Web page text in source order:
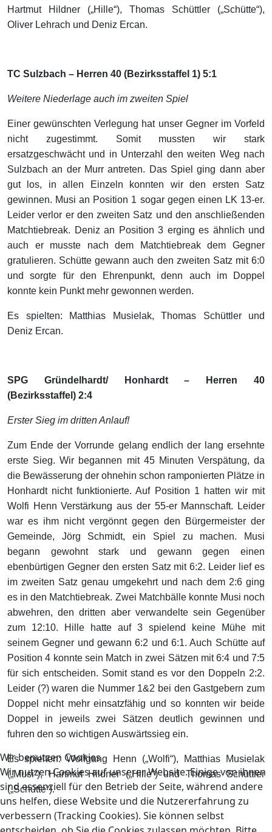
Hartmut Hildner („Hille“), Thomas Schüttler („Schütte“),
Oliver Lehrach und Deniz Ercan.
TC Sulzbach – Herren 40 (Bezirksstaffel 1) 5:1
Weitere Niederlage auch im zweiten Spiel
Einer gewünschten Verlegung hat unser Gegner im Vorfeld
nicht zugestimmt. Somit mussten wir stark
ersatzgeschwächt und in Unterzahl den weiten Weg nach
Sulzbach an der Murr antreten. Das Spiel ging dann aber
gut los, in allen Einzeln konnten wir den ersten Satz
gewinnen. Musi an Position 1 sogar gegen einen LK 13-er.
Leider verlor er den zweiten Satz und den anschließenden
Matchtiebreak. Deniz an Position 3 erging es ähnlich und
auch er musste nach dem Matchtiebreak dem Gegner
gratulieren. Schütte gewann auch den zweiten Satz mit 6:0
und sorgte für den Ehrenpunkt, denn auch im Doppel
konnte kein Punkt mehr gewonnen werden.
Es spielten: Matthias Musielak, Thomas Schüttler und
Deniz Ercan.
SPG Gründelhardt/ Honhardt – Herren 40
(Bezirksstaffel) 2:4
Erster Sieg im dritten Anlauf!
Zum Ende der Vorrunde gelang endlich der lang ersehnte
erste Sieg. Wir begannen mit 45 Minuten Verspätung, da
die Bewässerung der ohnehin schon ramponierten Plätze in
Honhardt nicht funktionierte. Auf Position 1 hatten wir mit
Wolfi Henn Verstärkung aus der 55-er Mannschaft. Leider
war es ihm nicht vergönnt gegen den Bürgermeister der
Gemeinde, Jörg Schmidt, ein Spiel zu machen. Musi
begann gewohnt stark und gewann gegen einen
ebenbürtigen Gegner den ersten Satz mit 6:2. Leider lief es
im zweiten Satz genau umgekehrt und nach dem 2:6 ging
es in den Matchtiebreak. Zwei Matchbälle konnte Musi noch
abwehren, den dritten aber verwandelte sein Gegenüber
zum 12:10. Hille hatte auf 3 spielend keine Mühe mit
seinem Gegner und gewann 6:2 und 6:1. Auch Schütte auf
Position 4 konnte sein Match in zwei Sätzen mit 6:4 und 7:5
für sich entscheiden. Somit stand es vor den Doppeln 2:2.
Leider (?) waren die Nummer 1&2 bei den Gastgebern zum
Doppel nicht mehr einsatzfähig und so konnten wir beide
Doppel in jeweils zwei Sätzen deutlich gewinnen und
fuhren den so wichtigen Auswärtssieg ein.
Es spielten: Wolfgang Henn („Wolfi“), Matthias Musielak
(„Musi“), Hartmut Hildner („Hille“) und Thomas Schüttler
(„Schütte“).
Wir benutzen Cookies
Wir nutzen Cookies auf unserer Website. Einige von ihnen
sind essenziell für den Betrieb der Seite, während andere
uns helfen, diese Website und die Nutzererfahrung zu
verbessern (Tracking Cookies). Sie können selbst